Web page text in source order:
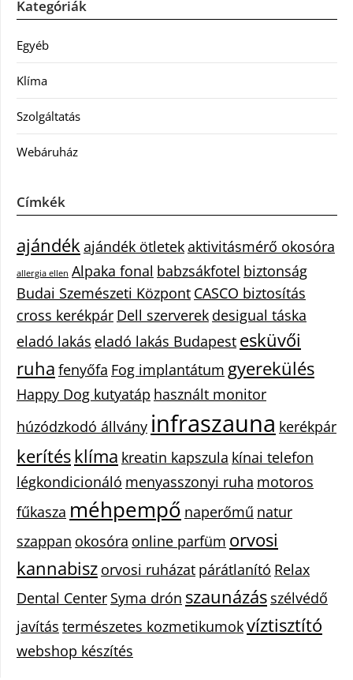
Kategóriák
Egyéb
Klíma
Szolgáltatás
Webáruház
Címkék
ajándékajándék ötletekaktivitásmérő okosóra
allergia ellen Alpaka fonal babzsákfotel biztonság
Budai Szemészeti Központ CASCO biztosítás
cross kerékpár Dell szerverek desigual táska
eladó lakás eladó lakás Budapest esküvői
ruha fenyőfa Fog implantátum gyerekülés
Happy Dog kutyatáp használt monitor
húzódzkodó állvány infraszauna kerékpár
kerítésklíma kreatin kapszula kínai telefon
légkondicionáló menyasszonyi ruha motoros
fűkasza méhpempő naperőmű natur
szappan okosóra online parfüm orvosi
kannabisz orvosi ruházat párátlanító Relax
Dental Center Syma drón szaunázás szélvédő
javítás természetes kozmetikumokvíztisztító
webshop készítés